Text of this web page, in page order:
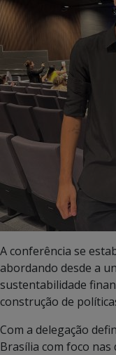
A conferência se
abordando desde a
sustentabilidade
construção de
Com a delegação
Brasília com foco nas